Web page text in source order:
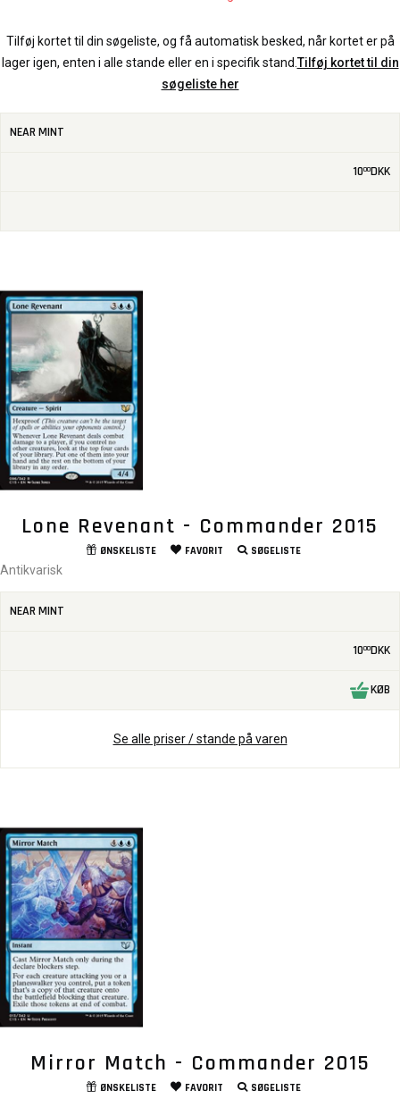
Tilføj kortet til din søgeliste, og få automatisk besked, når kortet er på
lager igen, enten i alle stande eller en i specifik stand. Tilføj kortet til din
søgeliste her
NEAR MINT
1000DKK
Lone Revenant - Commander 2015
ØNSKELISTE FAVORIT SØGELISTE
Antikvarisk
NEAR MINT
1000DKK
KØB
Se alle priser / stande på varen
Mirror Match - Commander 2015
ØNSKELISTE FAVORIT SØGELISTE